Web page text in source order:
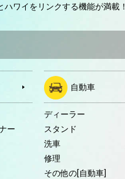
ハワイをリンクする機能が満載！
ー
自動車
ディーラー
スタンド
洗車
修理
その他の[自動車]